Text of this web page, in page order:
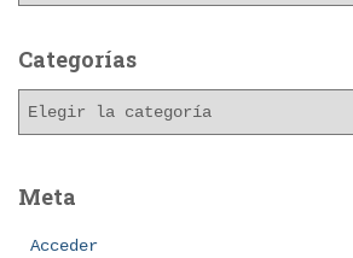
h
o
Categorías
g
Meta
Acceder